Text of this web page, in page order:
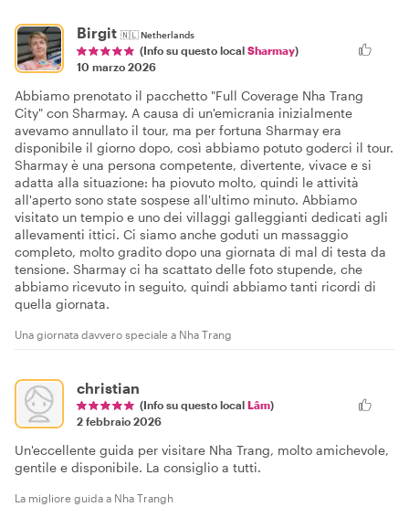
Birgit 🇳🇱Netherlands
(Info su questo local Sharmay)
10 marzo 2026
Abbiamo prenotato il pacchetto "Full Coverage Nha Trang
City" con Sharmay. A causa di un'emicrania inizialmente
avevamo annullato il tour, ma per fortuna Sharmay era
disponibile il giorno dopo, così abbiamo potuto goderci il tour.
Sharmay è una persona competente, divertente, vivace e si
adatta alla situazione: ha piovuto molto, quindi le attività
all'aperto sono state sospese all'ultimo minuto. Abbiamo
visitato un tempio e uno dei villaggi galleggianti dedicati agli
allevamenti ittici. Ci siamo anche goduti un massaggio
completo, molto gradito dopo una giornata di mal di testa da
tensione. Sharmay ci ha scattato delle foto stupende, che
abbiamo ricevuto in seguito, quindi abbiamo tanti ricordi di
quella giornata.
Una giornata davvero speciale a Nha Trang
christian
(Info su questo local Lâm)
2 febbraio 2026
Un'eccellente guida per visitare Nha Trang, molto amichevole,
gentile e disponibile. La consiglio a tutti.
La migliore guida a Nha Trangh